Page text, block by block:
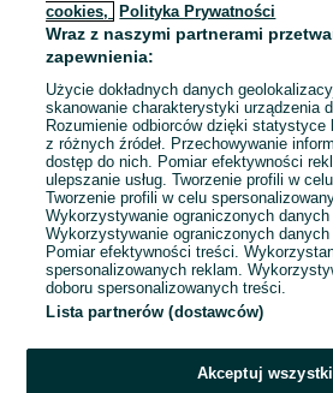
LUB
E-mail
Hasło
cookies,
Polityka Prywatności
Wraz z naszymi partnerami
zapewnienia:
Użycie dokładnych danych
skanowanie charakterystyki urządzenia
Rozumienie odbiorców dzięki statystyce
z różnych źródeł. Przechowywanie
dostęp do nich. Pomiar efektywności
ulepszanie usług. Tworzenie profili w
Tworzenie profili w celu
Wykorzystywanie ograniczonych danych
Wykorzystywanie ograniczonych danych
Pomiar efektywności treści.
spersonalizowanych reklam.
doboru spersonalizowanych treści.
Lista partnerów (dostawców)
Akceptuj